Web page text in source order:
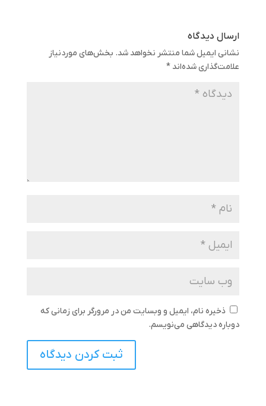
ارسال دیدگاه
نشانی ایمیل شما منتشر نخواهد شد. بخش‌های موردنیاز
علامت‌گذاری شده‌اند *
ذخیره نام، ایمیل و وبسایت من در مرورگر برای زمانی که
دوباره دیدگاهی می‌نویسم.